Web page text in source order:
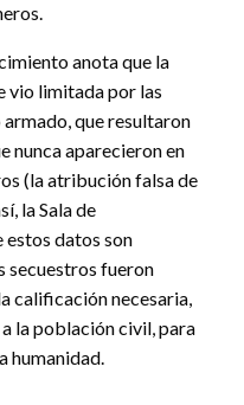
anota que la
vio limitada por las
que resultaron
nunca aparecieron en
(la atribución falsa de
la Sala de
datos son
secuestros fueron
calificación necesaria,
la población civil, para
humanidad.